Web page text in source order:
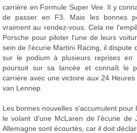
carrière en Formule Super Vee. Il y
de passer en F3. Mais les bonnes
vraiment au rendez-vous. Cela ne
Porsche pour piloter l'une de leurs
sein de l'écurie Martini Racing, il dispute
sur le podium à plusieurs reprises en
poursuit sur sa lancée et connaît le
carrière avec une victoire aux 24
van Lennep.
Les bonnes nouvelles s'accumulent pour
le volant d'une McLaren de l'écurie de
Allemagne sont écourtés, car il doit